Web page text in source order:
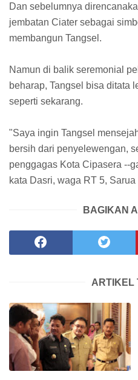
Dan sebelumnya
jembatan Ciater sebagai
membangun Tangsel.
Namun di balik seremonial
beharap, Tangsel bisa ditata
seperti sekarang.
"Saya ingin Tangsel
bersih dari penyelewengan,
penggagas Kota Cipasera --
kata Dasri, waga RT 5,
BAGIKAN
ARTIKEL